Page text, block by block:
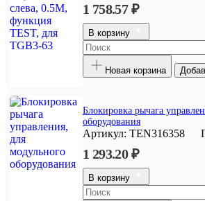
1 758.57 ₽
В корзину
Новая корзина
Блокировка рычага
оборудования
Артикул: TEN316358
1 293.20 ₽
В корзину